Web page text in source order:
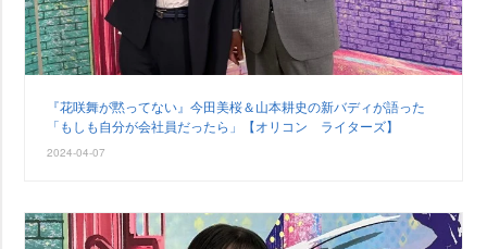
『花咲舞が黙ってない』今田美桜＆山本耕史の新バディが語った
「もしも自分が会社員だったら」【オリコン ライターズ】
2024-04-07